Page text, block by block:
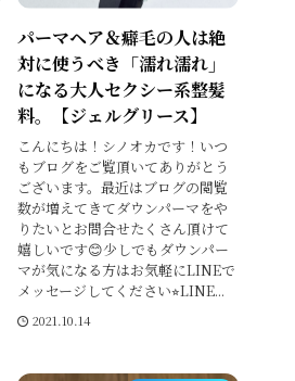
パーマヘア＆癖毛の人は絶
対に使うべき「濡れ濡れ」
になる大人セクシー系整髪
料。【ジェルグリース】
こんにちは！シノオカです！いつ
もブログをご覧頂いてありがとう
ございます。最近はブログの閲覧
数が増えてきてダウンパーマをや
りたいとお問合せたくさん頂けて
嬉しいです😊少しでもダウンパー
マが気になる方はお気軽にLINEで
メッセージしてください⭐︎LINE...
2021.10.14